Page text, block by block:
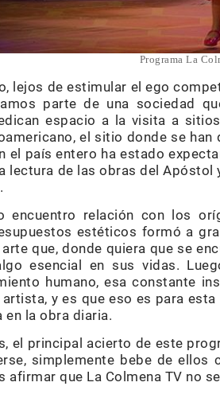
Programa La
lejos de estimular el ego
parte de una sociedad
espacio a la visita a
el sitio donde se
el país entero ha estado
lectura de las obras del
encuentro relación con los
estéticos formó a
que, donde quiera que se
esencial en sus vidas.
humano, esa constante
y es que eso es para
en la obra diaria.
el principal acierto de este
simplemente bebe de
afirmar que La Colmena TV no